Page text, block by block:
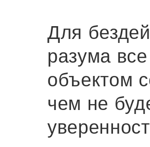
Для
разума
объектом
чем не